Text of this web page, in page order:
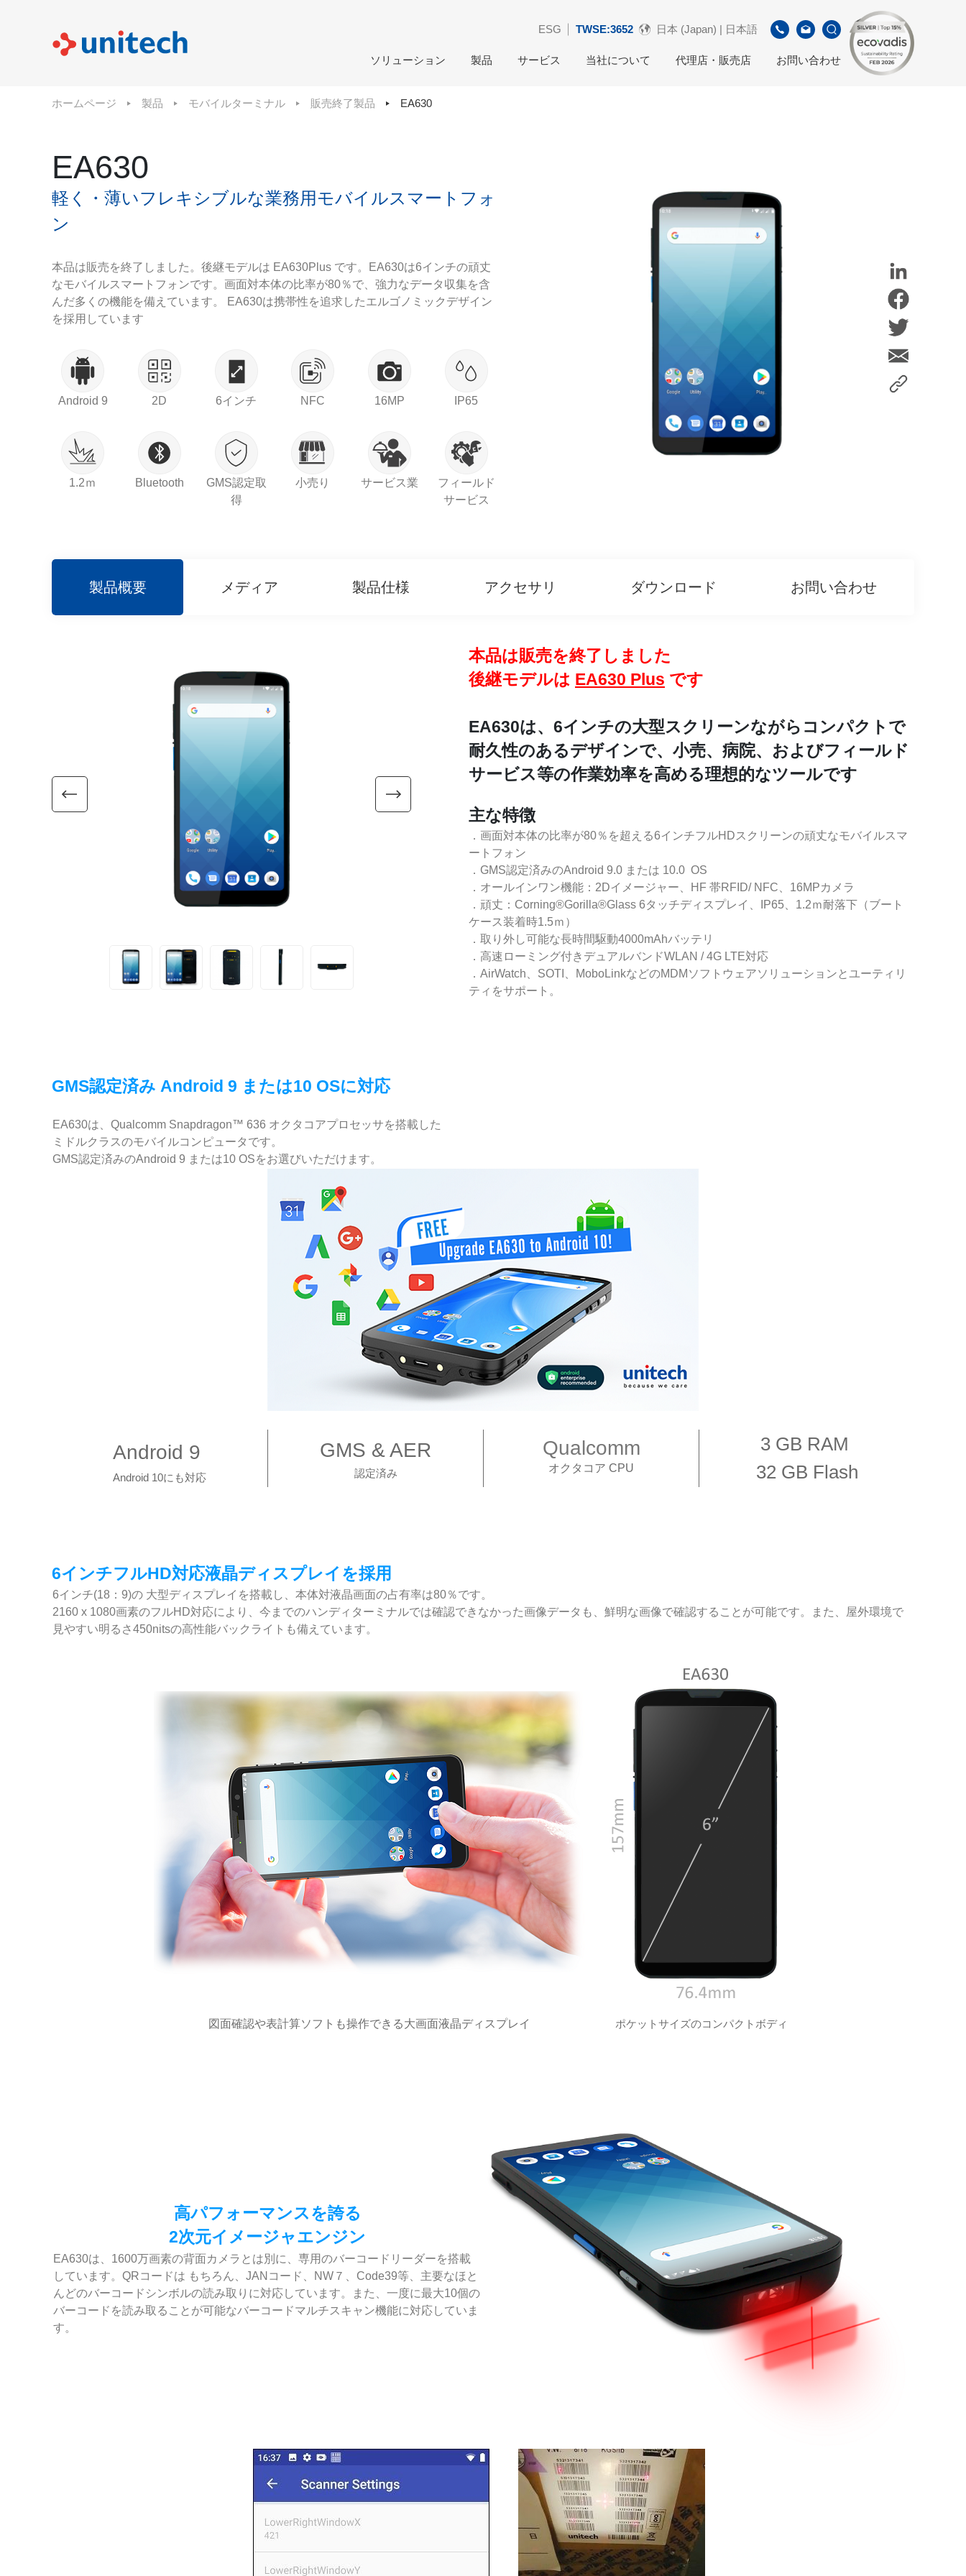
ESG TWSE:3652 日本 (Japan) | 日本語
ソリューション 製品 サービス 当社について 代理店・販売店 お問い合わせ
ホームページ 製品 モバイルターミナル 販売終了製品 EA630
EA630
軽く・薄いフレキシブルな業務用モバイルスマートフォ
ン
本品は販売を終了しました。後継モデルは EA630Plus です。EA630は6インチの頑丈
なモバイルスマートフォンです。画面対本体の比率が80％で、強力なデータ収集を含
んだ多くの機能を備えています。 EA630は携帯性を追求したエルゴノミックデザイン
を採用しています
Android 9 2D 6インチ NFC 16MP IP65
1.2ｍ Bluetooth
GMS認定取
得
小売り サービス業
フィールド
サービス
製品概要 メディア 製品仕様 アクセサリ ダウンロード お問い合わせ
本品は販売を終了しました
後継モデルは EA630 Plus です
EA630は、6インチの大型スクリーンながらコンパクトで
耐久性のあるデザインで、小売、病院、およびフィールド
サービス等の作業効率を高める理想的なツールです
主な特徴
．画面対本体の比率が80％を超える6インチフルHDスクリーンの頑丈なモバイルスマ
ートフォン
．GMS認定済みのAndroid 9.0 または 10.0 OS
．オールインワン機能：2Dイメージャー、HF 帯RFID/ NFC、16MPカメラ
．頑丈：Corning®Gorilla®Glass 6タッチディスプレイ、IP65、1.2ｍ耐落下（ブート
ケース装着時1.5ｍ）
．取り外し可能な長時間駆動4000mAhバッテリ
．高速ローミング付きデュアルバンドWLAN / 4G LTE対応
．AirWatch、SOTI、MoboLinkなどのMDMソフトウェアソリューションとユーティリ
ティをサポート。
GMS認定済み Android 9 または10 OSに対応
EA630は、Qualcomm Snapdragon™ 636 オクタコアプロセッサを搭載した
ミドルクラスのモバイルコンピュータです。
GMS認定済みのAndroid 9 または10 OSをお選びいただけます。
Android 9
Android 10にも対応
GMS & AER
認定済み
Qualcomm
オクタコア CPU
3 GB RAM
32 GB Flash
6インチフルHD対応液晶ディスプレイを採用
6インチ(18：9)の 大型ディスプレイを搭載し、本体対液晶画面の占有率は80％です。
2160 x 1080画素のフルHD対応により、今までのハンディターミナルでは確認できなかった画像データも、鮮明な画像で確認することが可能です。また、屋外環境で
見やすい明るさ450nitsの高性能バックライトも備えています。
図面確認や表計算ソフトも操作できる大画面液晶ディスプレイ ポケットサイズのコンパクトボディ
高パフォーマンスを誇る
2次元イメージャエンジン
EA630は、1600万画素の背面カメラとは別に、専用のバーコードリーダーを搭載
しています。QRコードは もちろん、JANコード、NW７、Code39等、主要なほと
んどのバーコードシンボルの読み取りに対応しています。また、一度に最大10個の
バーコードを読み取ることが可能なバーコードマルチスキャン機能に対応していま
す。